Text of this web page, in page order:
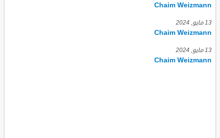
Chaim Weizmann
13 مايو, 2024
Chaim Weizmann
13 مايو, 2024
Chaim Weizmann